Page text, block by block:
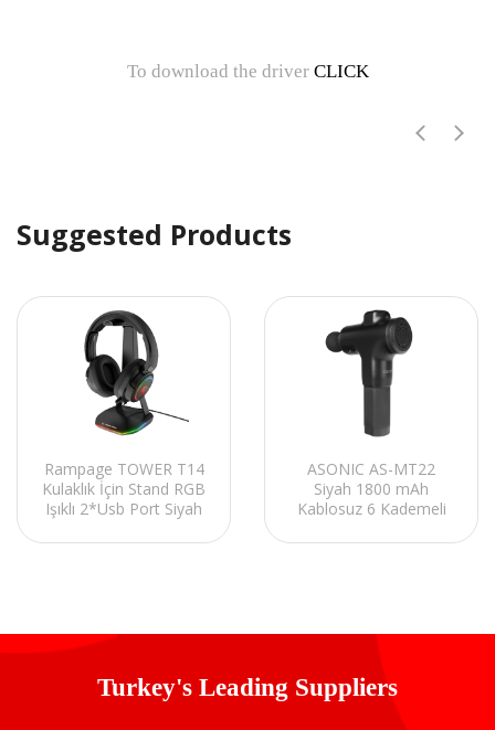
To download the driver CLICK
Suggested Products
Rampage TOWER T14
Kulaklık İçin Stand RGB
Işıklı 2*Usb Port Siyah
ASONIC AS-MT22
Siyah 1800 mAh
Kablosuz 6 Kademeli
Tabancası/ Massage
Turkey's Leading Suppliers